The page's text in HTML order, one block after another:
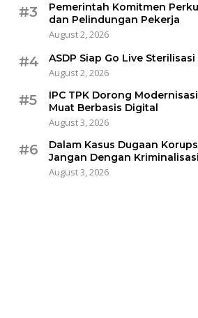
#3
Pemerintah Komitmen
dan Pelindungan Pekerja
August 2, 2026
#4
ASDP Siap Go Live
August 2, 2026
#5
IPC TPK Dorong
Muat Berbasis Digital
August 3, 2026
#6
Dalam Kasus Dugaan
Jangan Dengan Kriminalisasi
August 3, 2026